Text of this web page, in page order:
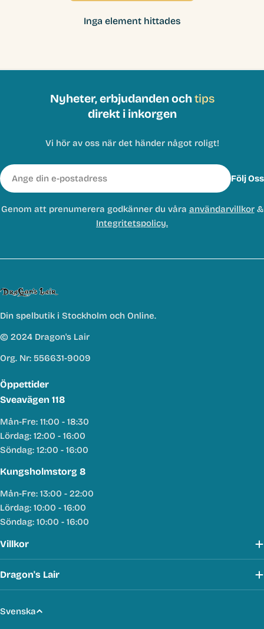
Inga element hittades
Nyheter, erbjudanden ochtips
direkt i inkorgen
Vi hör av oss när det händer något roligt!
E-
post
Följ Oss
Genom att prenumerera godkänner du våra användarvillkor&
Integritetspolicy.
Din spelbutik i Stockholm och Online.
© 2024 Dragon's Lair
Org. Nr: 556631-9009
Öppettider
Sveavägen 118
Mån-Fre: 11:00 - 18:30
Lördag: 12:00 - 16:00
Söndag: 12:00 - 16:00
Kungsholmstorg 8
Mån-Fre: 13:00 - 22:00
Lördag: 10:00 - 16:00
Söndag: 10:00 - 16:00
Villkor
Dragon's Lair
S
Svenska